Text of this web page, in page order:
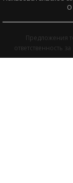
О
Предложения
ответственность